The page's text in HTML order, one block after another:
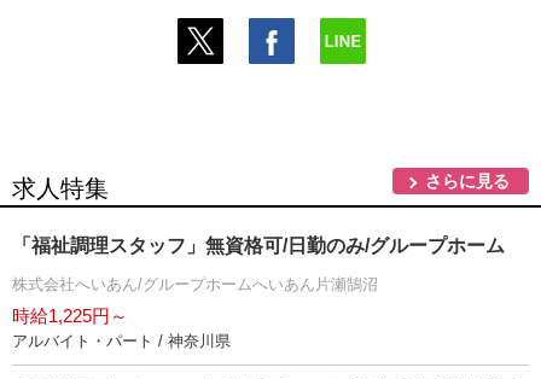
求人特集 さらに見る
「福祉調理スタッフ」無資格可/日勤のみ/グループホーム
株式会社へいあん/グループホームへいあん片瀬鵠沼
時給1,225円～
アルバイト・パート / 神奈川県